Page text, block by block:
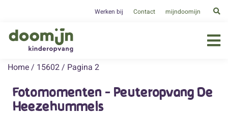
Werken bij Contact mijndoomijn
Home / 15602 / Pagina 2
Fotomomenten - Peuteropvang De
Heezehummels